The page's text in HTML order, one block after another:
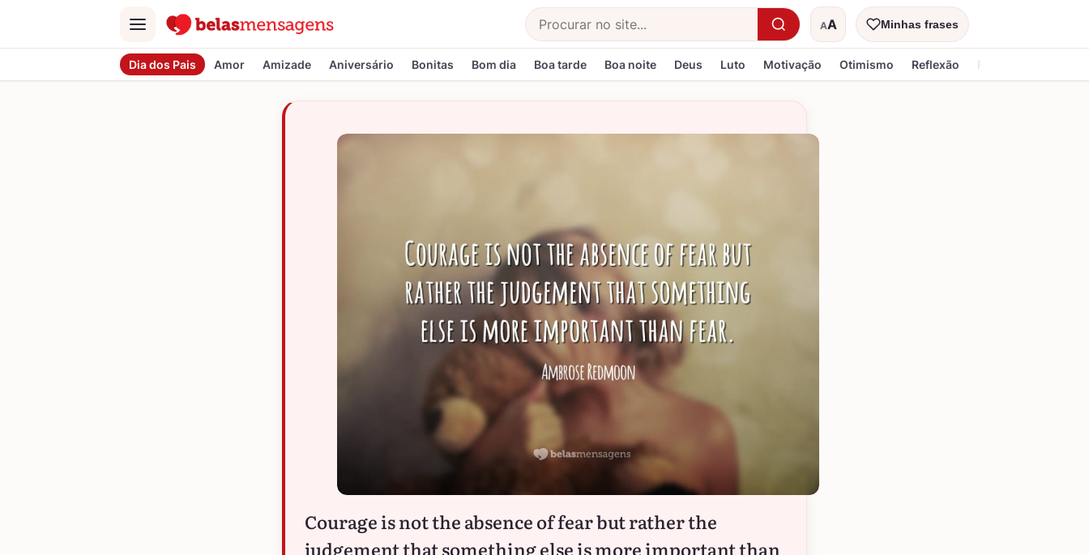
Menu
Buscar AA
Tamanho do textoMinhas frases
Dia dos Pais Amor Amizade Aniversário Bonitas Bom dia Boa tarde Boa noite Deus Luto Motivação Otimismo Reflexão Religiosa
Courage is not the absence of fear but rather the
judgement that something else is more important than